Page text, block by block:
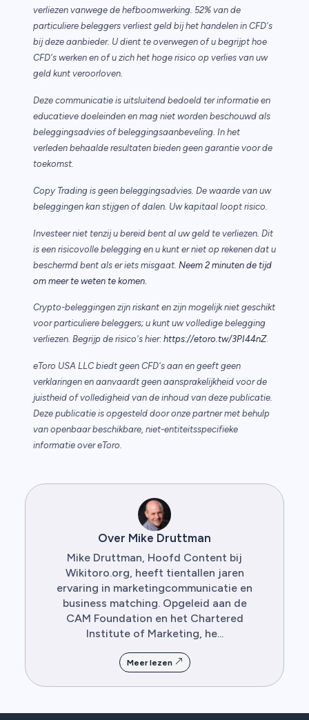
verliezen vanwege de hefboomwerking. 52% van de
particuliere beleggers verliest geld bij het handelen in CFD's
bij deze aanbieder. U dient te overwegen of u begrijpt hoe
CFD's werken en of u zich het hoge risico op verlies van uw
geld kunt veroorloven.
Deze communicatie is uitsluitend bedoeld ter informatie en
educatieve doeleinden en mag niet worden beschouwd als
beleggingsadvies of beleggingsaanbeveling. In het
verleden behaalde resultaten bieden geen garantie voor de
toekomst.
Copy Trading is geen beleggingsadvies. De waarde van uw
beleggingen kan stijgen of dalen. Uw kapitaal loopt risico.
Investeer niet tenzij u bereid bent al uw geld te verliezen. Dit
is een risicovolle belegging en u kunt er niet op rekenen dat u
beschermd bent als er iets misgaat. Neem 2 minuten de tijd
om meer te weten te komen
Crypto-beleggingen zijn riskant en zijn mogelijk niet geschikt
voor particuliere beleggers; u kunt uw volledige belegging
verliezen. Begrijp de risico's hier: https://etoro.tw/3PI44nZ.
eToro USA LLC biedt geen CFD's aan en geeft geen
verklaringen en aanvaardt geen aansprakelijkheid voor de
juistheid of volledigheid van de inhoud van deze publicatie.
Deze publicatie is opgesteld door onze partner met behulp
van openbaar beschikbare, niet-entiteitsspecifieke
informatie over eToro.
Over Mike Druttman
Mike Druttman, Hoofd Content bij
Wikitoro.org, heeft tientallen jaren
ervaring in marketingcommunicatie en
business matching. Opgeleid aan de
CAM Foundation en het Chartered
Institute of Marketing, he...
Meer lezen